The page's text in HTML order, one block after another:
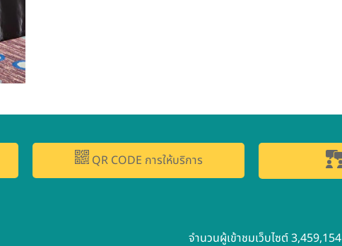
QR CODE การให้บริการ
จำนวนผู้เข้าชมเว็บไซต์ 3,459,154